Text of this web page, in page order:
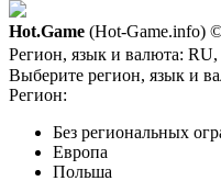
Hot.Game (Hot-Game.info)
Регион, язык и валюта: RU,
Выберите регион, язык и
Регион:
Без региональных
Европа
Польша